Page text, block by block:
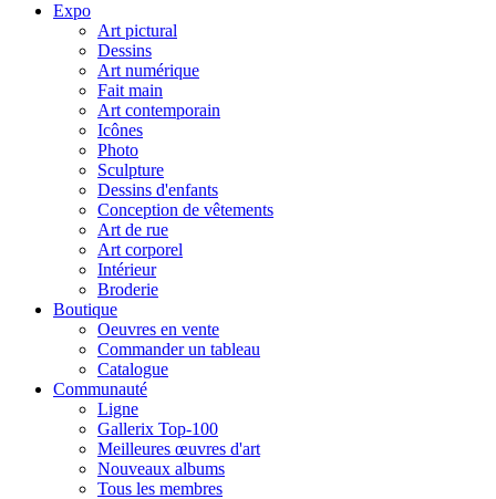
Expo
Art pictural
Dessins
Art numérique
Fait main
Art contemporain
Icônes
Photo
Sculpture
Dessins d'enfants
Conception de vêtements
Art de rue
Art corporel
Intérieur
Broderie
Boutique
Oeuvres en vente
Commander un tableau
Catalogue
Communauté
Ligne
Gallerix Top-100
Meilleures œuvres d'art
Nouveaux albums
Tous les membres